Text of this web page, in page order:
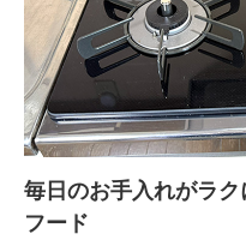
毎日のお手入れがラ
フード